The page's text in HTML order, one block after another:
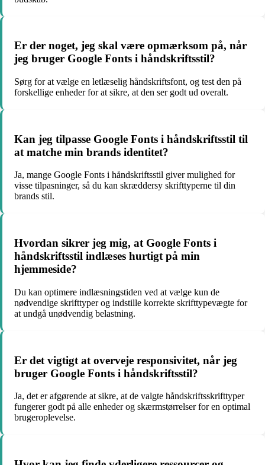
Er der noget, jeg skal være opmærksom på, når
jeg bruger Google Fonts i håndskriftsstil?
Sørg for at vælge en letlæselig håndskriftsfont, og test den på
forskellige enheder for at sikre, at den ser godt ud overalt.
Kan jeg tilpasse Google Fonts i håndskriftsstil til
at matche min brands identitet?
Ja, mange Google Fonts i håndskriftsstil giver mulighed for
visse tilpasninger, så du kan skræddersy skrifttyperne til din
brands stil.
Hvordan sikrer jeg mig, at Google Fonts i
håndskriftsstil indlæses hurtigt på min
hjemmeside?
Du kan optimere indlæsningstiden ved at vælge kun de
nødvendige skrifttyper og indstille korrekte skrifttypevægte for
at undgå unødvendig belastning.
Er det vigtigt at overveje responsivitet, når jeg
bruger Google Fonts i håndskriftsstil?
Ja, det er afgørende at sikre, at de valgte håndskriftsskrifttyper
fungerer godt på alle enheder og skærmstørrelser for en optimal
brugeroplevelse.